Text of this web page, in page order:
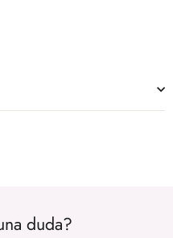
duda?